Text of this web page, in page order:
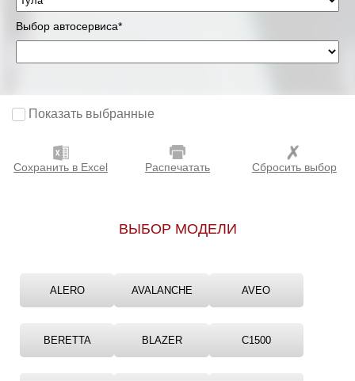
Выбор автосервиса*
Показать выбранные
Сохранить в Excel Распечатать Сбросить выбор
ВЫБОР МОДЕЛИ
ALERO AVALANCHE AVEO
BERETTA BLAZER C1500